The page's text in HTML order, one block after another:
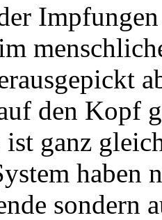
den Kopf
ganz
haben
sondern